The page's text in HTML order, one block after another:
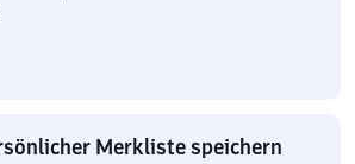
Merkliste speichern